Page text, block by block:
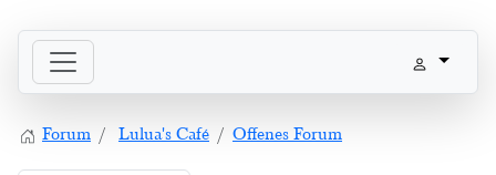
Forum Lulua's Café Offenes Forum